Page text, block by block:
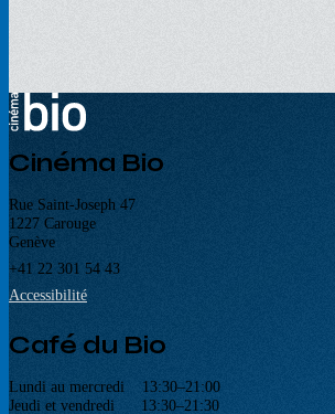
Cinéma Bio
Rue Saint-Joseph 47
1227 Carouge
Genève
+41 22 301 54 43
Accessibilité
Café du Bio
Lundi au mercredi 13:30–21:00
Jeudi et vendredi 13:30–21:30